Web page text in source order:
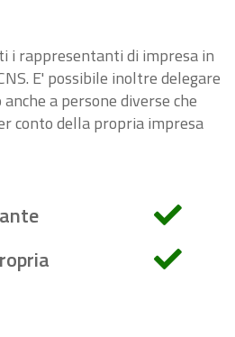
i rappresentanti di impresa in
E' possibile inoltre delegare
a persone diverse che
conto della propria impresa